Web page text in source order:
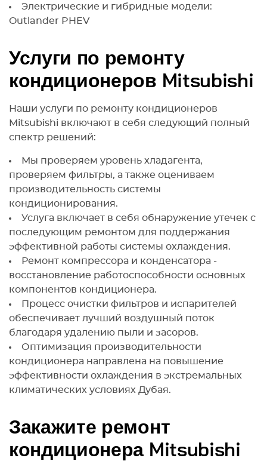
Электрические и гибридные модели:
Outlander PHEV
Услуги по ремонту
кондиционеров Mitsubishi
Наши услуги по ремонту кондиционеров
Mitsubishi включают в себя следующий полный
спектр решений:
Мы проверяем уровень хладагента,
проверяем фильтры, а также оцениваем
производительность системы
кондиционирования.
Услуга включает в себя обнаружение утечек с
последующим ремонтом для поддержания
эффективной работы системы охлаждения.
Ремонт компрессора и конденсатора -
восстановление работоспособности основных
компонентов кондиционера.
Процесс очистки фильтров и испарителей
обеспечивает лучший воздушный поток
благодаря удалению пыли и засоров.
Оптимизация производительности
кондиционера направлена на повышение
эффективности охлаждения в экстремальных
климатических условиях Дубая.
Закажите ремонт
кондиционера Mitsubishi